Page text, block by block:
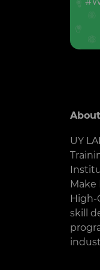
UY
Make
High-
skill